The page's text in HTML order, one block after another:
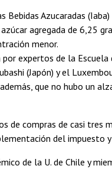
Bebidas Azucaradas
agregada de 6,25
menor.
expertos de la Escuela
(Japón) y el
que no hubo un
de compras de casi tres
del impuesto y
de la U. de Chile y